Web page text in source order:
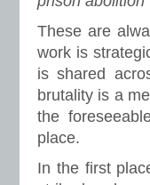
These are
work is
is shared
brutality is a
the
place.
In the first